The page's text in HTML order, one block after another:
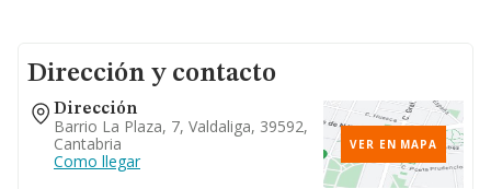
Dirección y contacto
Dirección
Barrio La Plaza, 7, Valdaliga, 39592,
Cantabria
Como llegar
VER EN MAPA